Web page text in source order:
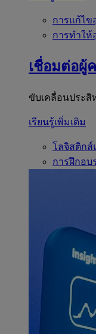
การแก้ไ
การทำใ
เชื่อมต่อผู้
ขับเคลื่อนประสิ
เรียนรู้เพิ่มเติม
โลจิสติกส์
การฝึกอบ